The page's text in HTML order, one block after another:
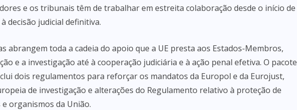
e os tribunais têm de trabalhar em estreita colaboração desde o início de
decisão judicial definitiva.
abrangem toda a cadeia do apoio que a UE presta aos Estados-Membros,
e a investigação até à cooperação judiciária e à ação penal efetiva. O pacote
dois regulamentos para reforçar os mandatos da Europol e da Eurojust,
de investigação e alterações do Regulamento relativo à proteção de
organismos da União.